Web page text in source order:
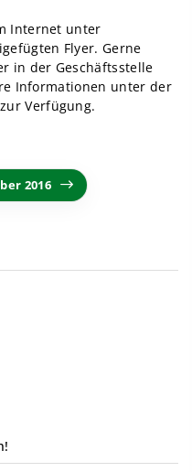
Internet unter
Flyer. Gerne
in der Geschäftsstelle
Informationen unter der
Verfügung.
2016